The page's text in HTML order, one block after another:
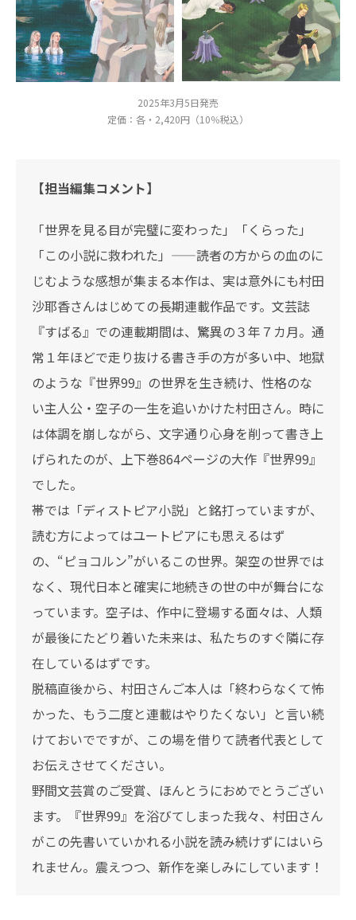
2025年3月5日発売
定価：各・2,420円（10％税込）
【担当編集コメント】
「世界を見る目が完璧に変わった」「くらった」
「この小説に救われた」——読者の方からの血のに
じむような感想が集まる本作は、実は意外にも村田
沙耶香さんはじめての長期連載作品です。文芸誌
『すばる』での連載期間は、驚異の３年７カ月。通
常１年ほどで走り抜ける書き手の方が多い中、地獄
のような『世界99』の世界を生き続け、性格のな
い主人公・空子の一生を追いかけた村田さん。時に
は体調を崩しながら、文字通り心身を削って書き上
げられたのが、上下巻864ページの大作『世界99』
でした。
帯では「ディストピア小説」と銘打っていますが、
読む方によってはユートピアにも思えるはず
の、“ピョコルン”がいるこの世界。架空の世界では
なく、現代日本と確実に地続きの世の中が舞台にな
っています。空子は、作中に登場する面々は、人類
が最後にたどり着いた未来は、私たちのすぐ隣に存
在しているはずです。
脱稿直後から、村田さんご本人は「終わらなくて怖
かった、もう二度と連載はやりたくない」と言い続
けておいでですが、この場を借りて読者代表として
お伝えさせてください。
野間文芸賞のご受賞、ほんとうにおめでとうござい
ます。『世界99』を浴びてしまった我々、村田さん
がこの先書いていかれる小説を読み続けずにはいら
れません。震えつつ、新作を楽しみにしています！